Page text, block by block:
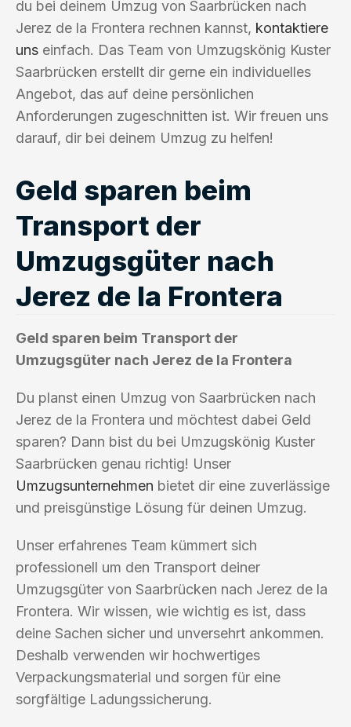
du bei deinem Umzug von Saarbrücken nach
Jerez de la Frontera rechnen kannst, kontaktiere
uns einfach. Das Team von Umzugskönig Kuster
Saarbrücken erstellt dir gerne ein individuelles
Angebot, das auf deine persönlichen
Anforderungen zugeschnitten ist. Wir freuen uns
darauf, dir bei deinem Umzug zu helfen!
Geld sparen beim
Transport der
Umzugsgüter nach
Jerez de la Frontera
Geld sparen beim Transport der
Umzugsgüter nach Jerez de la Frontera
Du planst einen Umzug von Saarbrücken nach
Jerez de la Frontera und möchtest dabei Geld
sparen? Dann bist du bei Umzugskönig Kuster
Saarbrücken genau richtig! Unser
Umzugsunternehmen bietet dir eine zuverlässige
und preisgünstige Lösung für deinen Umzug.
Unser erfahrenes Team kümmert sich
professionell um den Transport deiner
Umzugsgüter von Saarbrücken nach Jerez de la
Frontera. Wir wissen, wie wichtig es ist, dass
deine Sachen sicher und unversehrt ankommen.
Deshalb verwenden wir hochwertiges
Verpackungsmaterial und sorgen für eine
sorgfältige Ladungssicherung.